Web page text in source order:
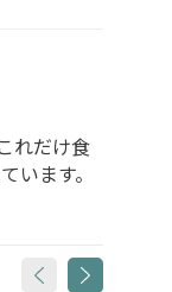
れだけ食
います。